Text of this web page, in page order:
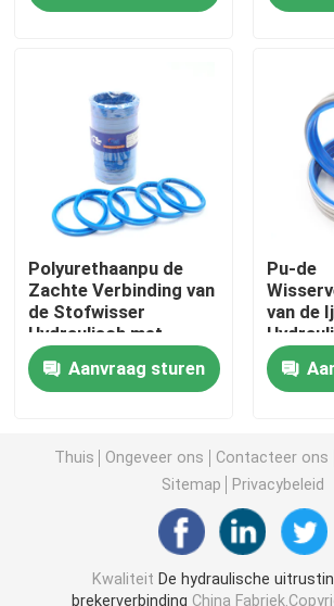
De hydraulische uitrusting van de
Graafwerktuig Seal Kit
jcb verbindingsuitrusting
De Verbindingsuitrusting van
Hydraulisch Rod Seal
Hydraulische Olieverbinding
Hydraulische Stofverbinding
Hydraulische Zuigerverbinding
Polyurethaanpu de
Zachte Verbinding van
de Stofwisser
Hydraulisch met
Tanden
Aanvraag sturen
Pu-de
van de
met
Thuis Ongeveer ons Contacteer ons
Sitemap
Privacybeleid
Kwaliteit De hydraulische
brekerverbinding China